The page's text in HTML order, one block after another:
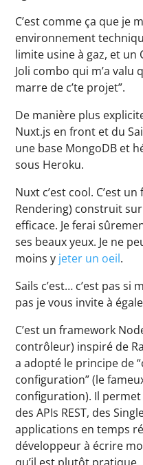
C’est comme ça que je
environnement
limite usine à gaz, et un
Joli combo qui m’a valu
marre de c’te projet”.
De manière plus
Nuxt.js en front et du
une base MongoDB et
sous Heroku.
Nuxt c’est cool. C’est
Rendering) construit
efficace. Je ferai
ses beaux yeux. Je ne
moins y jeter un oeil.
Sails c’est… c’est pas si
pas je vous invite à
C’est un framework
contrôleur) inspiré de
a adopté le principe de
configuration” (le
configuration). Il
des APIs REST, des
applications en temps
développeur à écrire